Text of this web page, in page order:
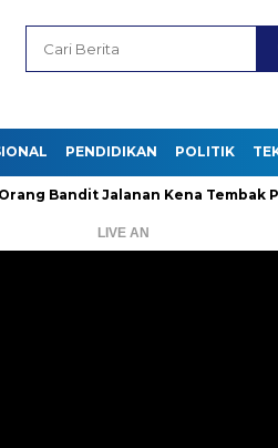
PENDIDIKAN POLITIK
Jalanan Kena Tembak
LIVE AN